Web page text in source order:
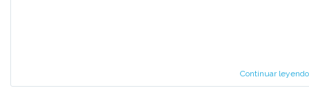
Continuar leyendo